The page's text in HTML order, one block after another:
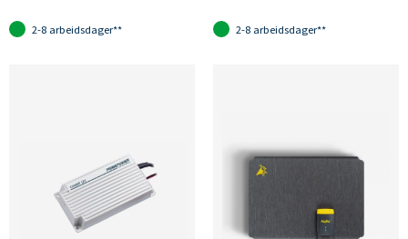
2-8 arbeidsdager** 2-8 arbeidsdager**